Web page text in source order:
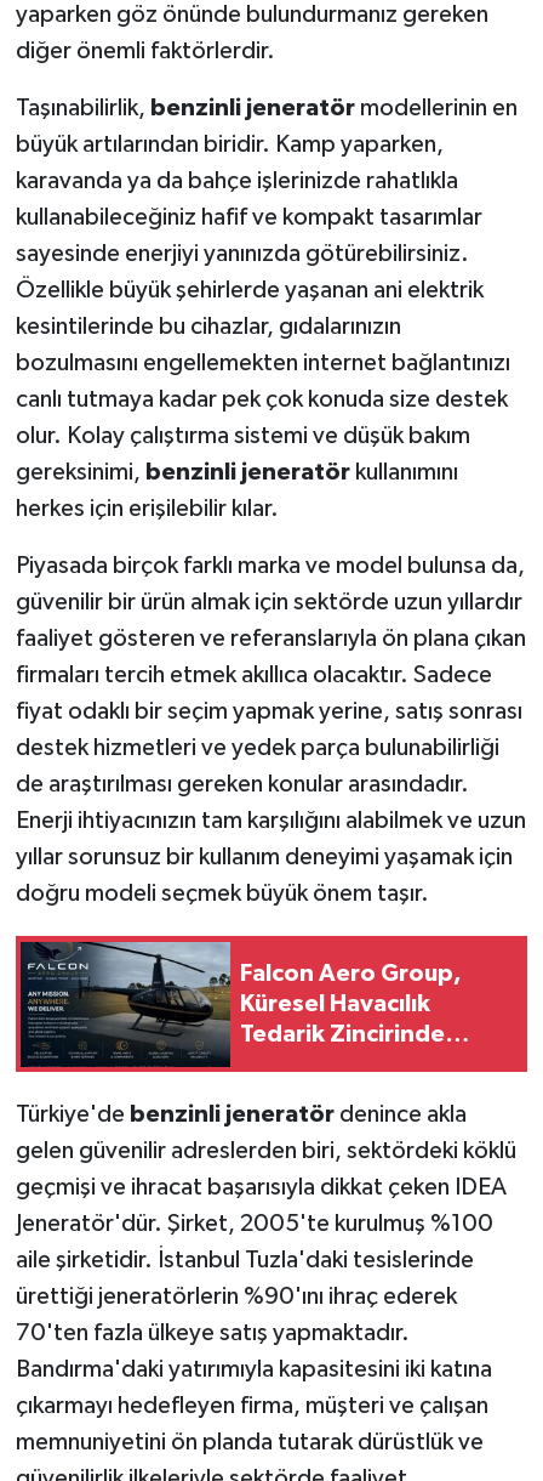
yaparken göz önünde bulundurmanız gereken
diğer önemli faktörlerdir.
Taşınabilirlik, benzinli jeneratörmodellerinin en
büyük artılarından biridir. Kamp yaparken,
karavanda ya da bahçe işlerinizde rahatlıkla
kullanabileceğiniz hafif ve kompakt tasarımlar
sayesinde enerjiyi yanınızda götürebilirsiniz.
Özellikle büyük şehirlerde yaşanan ani elektrik
kesintilerinde bu cihazlar, gıdalarınızın
bozulmasını engellemekten internet bağlantınızı
canlı tutmaya kadar pek çok konuda size destek
olur. Kolay çalıştırma sistemi ve düşük bakım
gereksinimi, benzinli jeneratörkullanımını
herkes için erişilebilir kılar.
Piyasada birçok farklı marka ve model bulunsa da,
güvenilir bir ürün almak için sektörde uzun yıllardır
faaliyet gösteren ve referanslarıyla ön plana çıkan
firmaları tercih etmek akıllıca olacaktır. Sadece
fiyat odaklı bir seçim yapmak yerine, satış sonrası
destek hizmetleri ve yedek parça bulunabilirliği
de araştırılması gereken konular arasındadır.
Enerji ihtiyacınızın tam karşılığını alabilmek ve uzun
yıllar sorunsuz bir kullanım deneyimi yaşamak için
doğru modeli seçmek büyük önem taşır.
Falcon Aero Group,
Küresel Havacılık
Tedarik Zincirinde
Türkiye'de benzinli jeneratördenince akla
gelen güvenilir adreslerden biri, sektördeki köklü
geçmişi ve ihracat başarısıyla dikkat çeken IDEA
Jeneratör'dür. Şirket, 2005'te kurulmuş %100
aile şirketidir. İstanbul Tuzla'daki tesislerinde
ürettiği jeneratörlerin %90'ını ihraç ederek
70'ten fazla ülkeye satış yapmaktadır.
Bandırma'daki yatırımıyla kapasitesini iki katına
çıkarmayı hedefleyen firma, müşteri ve çalışan
memnuniyetini ön planda tutarak dürüstlük ve